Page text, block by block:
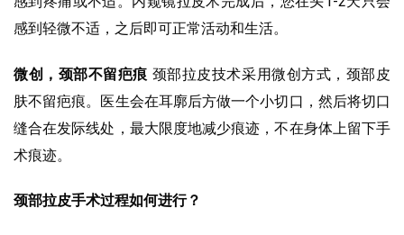
感到轻微不适，之后即可正常活动和生活。
微创，颈部不留疤痕 颈部拉皮技术采用微创方式，颈部皮
肤不留疤痕。医生会在耳廓后方做一个小切口，然后将切口
缝合在发际线处，最大限度地减少痕迹，不在身体上留下手
术痕迹。
颈部拉皮手术过程如何进行？